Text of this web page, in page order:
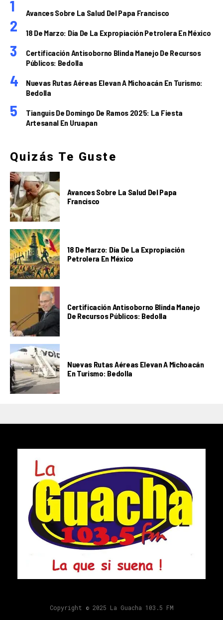
Avances Sobre La Salud Del Papa Francisco
18 De Marzo: Día De La Expropiación Petrolera En México
Certificación Antisoborno Blinda Manejo De Recursos
Públicos: Bedolla
Nuevas Rutas Aéreas Elevan A Michoacán En Turismo:
Bedolla
Tianguis De Domingo De Ramos 2025: La Fiesta
Artesanal En Uruapan
Quizás Te Guste
Avances Sobre La Salud Del Papa
Francisco
18 De Marzo: Día De La Expropiación
Petrolera En México
Certificación Antisoborno Blinda Manejo
De Recursos Públicos: Bedolla
Nuevas Rutas Aéreas Elevan A Michoacán
En Turismo: Bedolla
Copyright © 2025 La Guacha 103.5 FM